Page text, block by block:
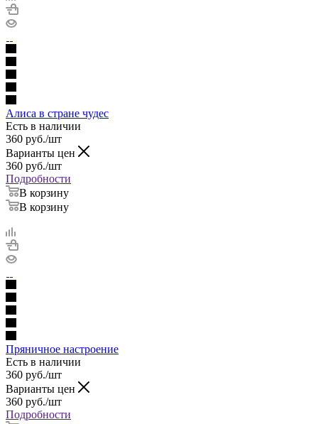
Алиса в стране чудес
Есть в наличии
360 руб./шт
Варианты цен
360 руб./шт
Подробности
В корзину
В корзину
Пряничное настроение
Есть в наличии
360 руб./шт
Варианты цен
360 руб./шт
Подробности